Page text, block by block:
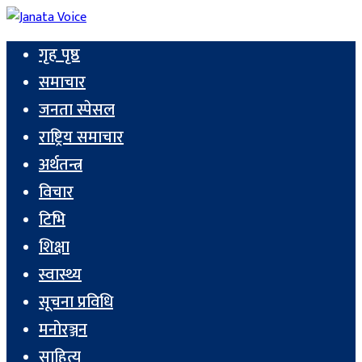
गृह पृष्ठ
समाचार
जनता स्पेसल
राष्ट्रिय समाचार
अर्थतन्त्र
विचार
टिभि
शिक्षा
स्वास्थ्य
सूचना प्रविधि
मनोरञ्जन